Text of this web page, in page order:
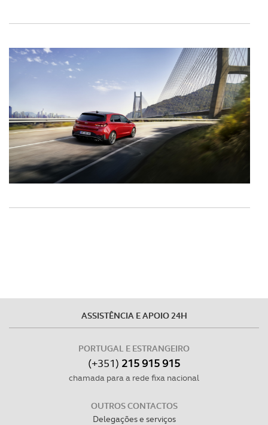
ASSISTÊNCIA E APOIO 24H
PORTUGAL E ESTRANGEIRO
(+351) 215 915 915
chamada para a rede fixa nacional
OUTROS CONTACTOS
Delegações e serviços